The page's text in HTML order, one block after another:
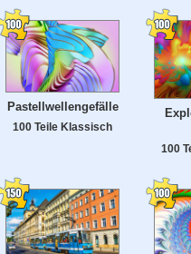
Pastellwellengefälle
100 Teile Klassisch
100